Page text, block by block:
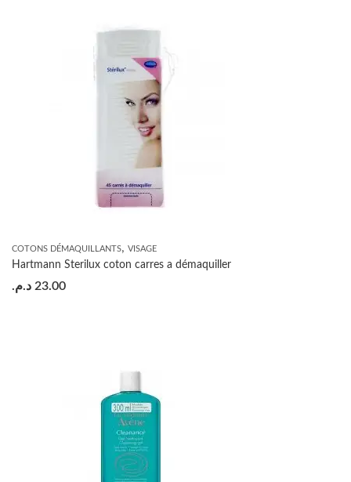
COTONS DÉMAQUILLANTS, VISAGE
Hartmann Sterilux coton carres a démaquiller
23.00 د.م.